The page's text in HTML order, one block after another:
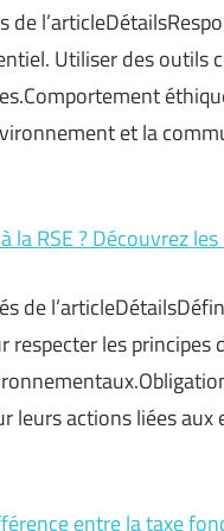
de
Utiliser des outils
et la
la RSE ? Découvrez
de
respecter les
leurs actions liées
entre la taxe